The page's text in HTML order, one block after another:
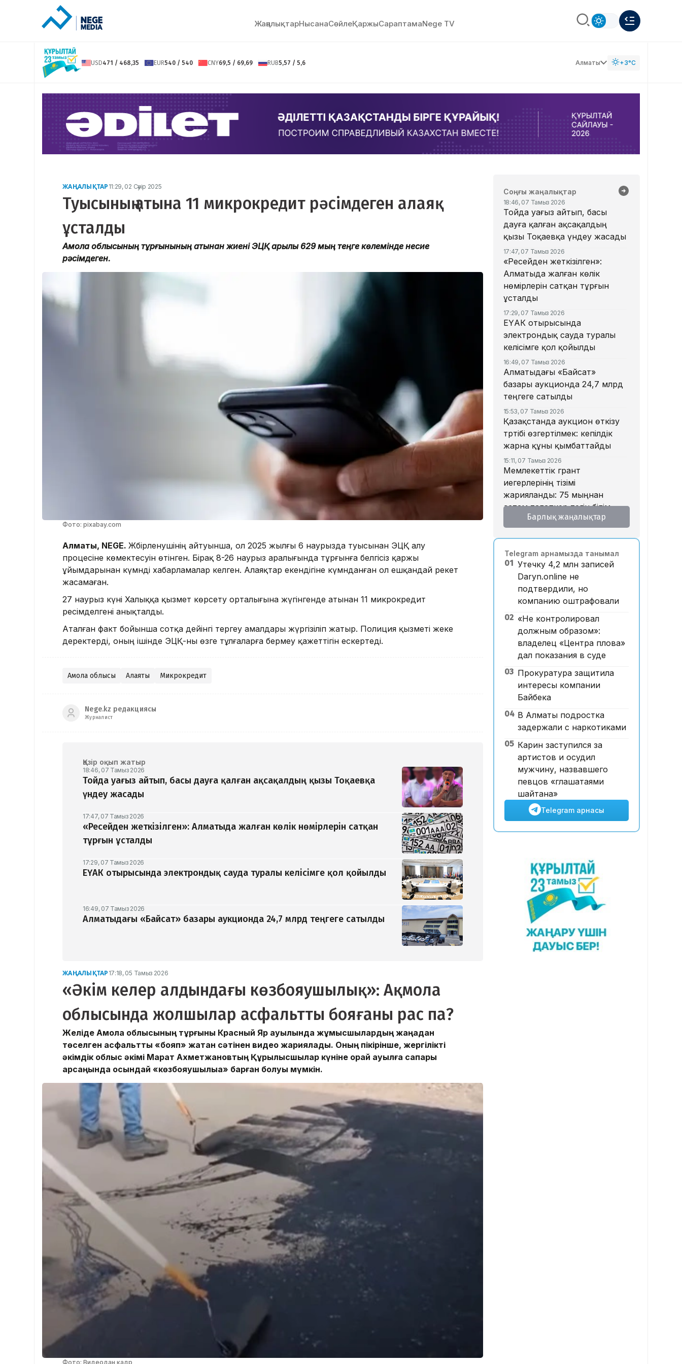
ЖаңалықтарНысанаСөйлeҚаржыСараптамаNege TV
USD471 / 468,35 EUR540 / 540 CNY69,5 / 69,69 RUB5,57 / 5,6 Алматы +3°C
ЖАҢАЛЫҚТАР 11:29, 02 Сәуір 2025
Туысының атына 11 микрокредит рәсімдеген алаяқ
ұсталды
Ақмола облысының тұрғынының атынан жиені ЭЦҚ арқылы 629 мың теңге көлемінде несие
рәсімдеген.
Фото: pixabay.com
Алматы, NEGE. Жәбірленушінің айтуынша, ол 2025 жылғы 6 наурызда туысынан ЭЦҚ алу
процесіне көмектесуін өтінген. Бірақ 8-26 наурыз аралығында тұрғынға белгісіз қаржы
ұйымдарынан күмәнді хабарламалар келген. Алаяқтар екендігіне күмәнданған ол ешқандай әрекет
жасамаған.
27 наурыз күні Халыққа қызмет көрсету орталығына жүгінгенде атынан 11 микрокредит
ресімделгені анықталды.
Аталған факт бойынша сотқа дейінгі тергеу амалдары жүргізіліп жатыр. Полиция қызметі жеке
деректерді, оның ішінде ЭЦҚ-ны өзге тұлғаларға бермеу қажеттігін ескертеді.
Ақмола облысы Алаяқтық Микрокредит
Nege.kz редакциясы
Журналист
Қазір оқып жатыр
18:46, 07 Тамыз 2026
Тойда уағыз айтып, басы дауға қалған ақсақалдың қызы Тоқаевқа
үндеу жасады
17:47, 07 Тамыз 2026
«Ресейден жеткізілген»: Алматыда жалған көлік нөмірлерін сатқан
тұрғын ұсталды
17:29, 07 Тамыз 2026
ЕҮАК отырысында электрондық сауда туралы келісімге қол қойылды
16:49, 07 Тамыз 2026
Алматыдағы «Байсат» базары аукционда 24,7 млрд теңгеге сатылды
ЖАҢАЛЫҚТАР 17:18, 05 Тамыз 2026
«Әкім келер алдындағы көзбояушылық»: Ақмола
облысында жолшылар асфальтты бояғаны рас па?
Желіде Ақмола облысының тұрғыны Красный Яр ауылында жұмысшылардың жаңадан
төселген асфальтты «бояп» жатқан сәтінен видео жариялады. Оның пікірінше, жергілікті
әкімдік облыс әкімі Марат Ахметжановтың Құрылысшылар күніне орай ауылға сапары
қарсаңында осындай «көзбояушылыққа» барған болуы мүмкін.
Фото: Видеодан кадр
Соңғы жаңалықтар
18:46, 07 Тамыз 2026
Тойда уағыз айтып, басы
дауға қалған ақсақалдың
қызы Тоқаевқа үндеу жасады
17:47, 07 Тамыз 2026
«Ресейден жеткізілген»:
Алматыда жалған көлік
нөмірлерін сатқан тұрғын
ұсталды
17:29, 07 Тамыз 2026
ЕҮАК отырысында
электрондық сауда туралы
келісімге қол қойылды
16:49, 07 Тамыз 2026
Алматыдағы «Байсат»
базары аукционда 24,7 млрд
теңгеге сатылды
15:53, 07 Тамыз 2026
Қазақстанда аукцион өткізу
тәртібі өзгертілмек: кепілдік
жарна құны қымбаттайды
15:11, 07 Тамыз 2026
Мемлекеттік грант
иегерлерінің тізімі
жарияланды: 75 мыңнан
астам талапкер тегін білім
алады
қарқынының баяулауы
қолдап отыр – сарапшылар
13:30, 07 Тамыз 2026
Фельдшер Ұлдана
Мырзуанның қазасына
қатысты іс сотқа жолданды
12:59, 07 Тамыз 2026
Абай облысы аумағындағы
орманды өрттен қорғауға 3
млрд теңгеден астам қаржы
бөлінді
12:00, 07 Тамыз 2026
Грекия мен Арменияның
бұрынғы бас бапкері
басқаруы мүмкін
Барлық жаңалықтар
Telegram арнамызда танымал
01 Утечку 4,2 млн записей
Daryn.online не
подтвердили, но
компанию оштрафовали
02 «Не контролировал
должным образом»:
владелец «Центра плова»
дал показания в суде
03 Прокуратура защитила
интересы компании
Байбека
04 В Алматы подростка
задержали с наркотиками
05 Карин заступился за
артистов и осудил
мужчину, назвавшего
певцов «глашатаями
шайтана»
Telegram арнасы